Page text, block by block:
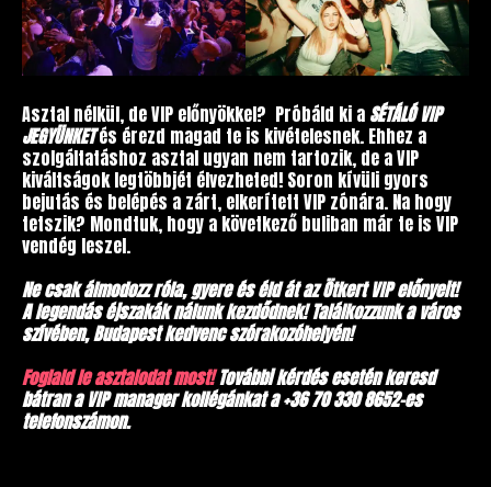
Asztal nélkül, de VIP előnyökkel? Próbáld ki a SÉTÁLÓ VIP
JEGYÜNKETés érezd magad te is kivételesnek. Ehhez a
szolgáltatáshoz asztal ugyan nem tartozik, de a VIP
kiváltságok legtöbbjét élvezheted! Soron kívüli gyors
bejutás és belépés a zárt, elkerített VIP zónára. Na hogy
tetszik? Mondtuk, hogy a következő buliban már te is VIP
vendég leszel.
Ne csak álmodozz róla, gyere és éld át az Ötkert VIP előnyeit!
A legendás éjszakák nálunk kezdődnek! Találkozzunk a város
szívében, Budapest kedvenc szórakozóhelyén!
Foglald le asztalodat most!További kérdés esetén keresd
bátran a VIP manager kollégánkat a +36 70 330 8652-es
telefonszámon.